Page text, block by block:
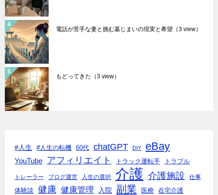
電話が苦手な妻と挑む墓じまいの現実と希望 （3 view）
もどってきた （3 view）
#人生 #人生の転機 60代 chatGPT DIY eBay
YouTube アフィリエイト トラック運転手 トラブル
トレーラー ブログ運営 人生の選択 介護 介護施設 仕事
体験談 健康 健康管理 入院 副業 医療 在宅介護